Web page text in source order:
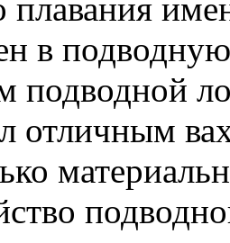
плавания
в подводную
подводной
отличным